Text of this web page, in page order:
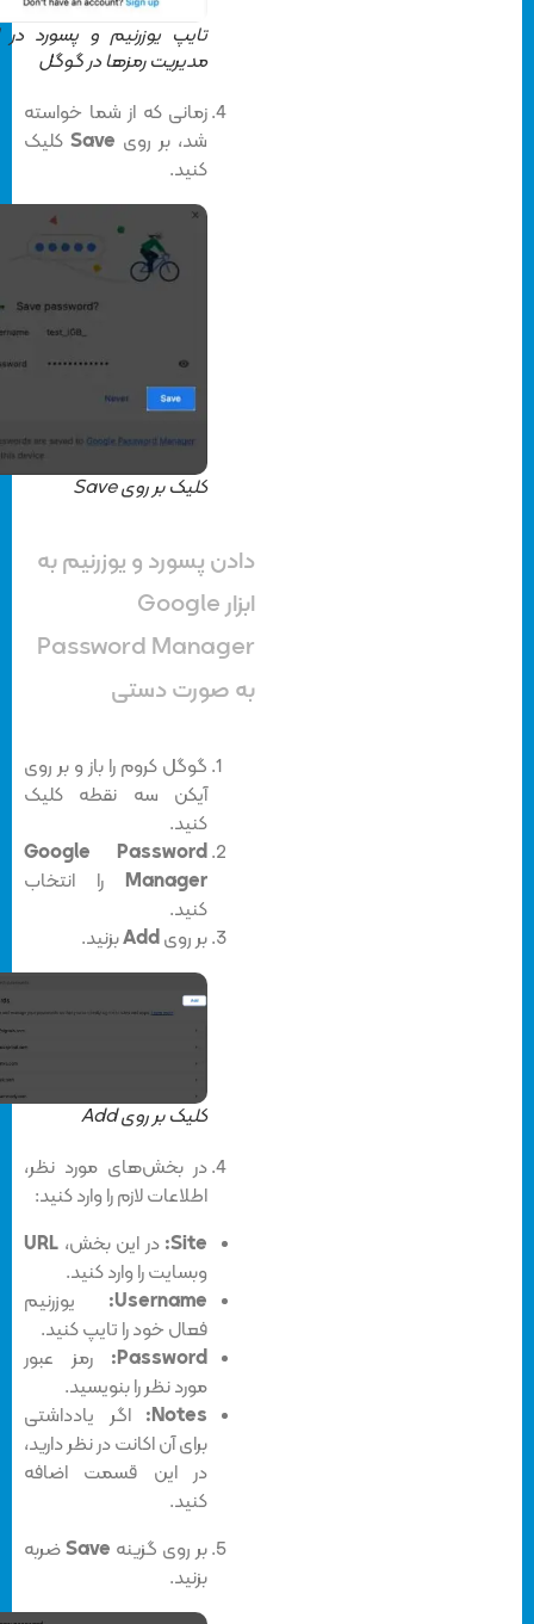
تایپ یوزرنیم و پسورد در ابزار
مدیریت رمزها در گوگل
زمانی که از شما خواسته
شد، بر روی Saveکلیک
کنید.
کلیک بر روی Save
دادن پسورد و یوزرنیم به
ابزار Google
Password Manager
به صورت دستی
گوگل کروم را باز و بر روی
آیکن سه نقطه کلیک
کنید.
Google Password
Managerرا انتخاب
کنید.
بر روی Addبزنید.
کلیک بر روی Add
در بخش‌های مورد نظر،
اطلاعات لازم را وارد کنید:
Site:
در این بخش،URL
وبسایت را وارد کنید.
Username: یوزرنیم
فعال خود را تایپ کنید.
Password: رمز عبور
مورد نظر را بنویسید.
Notes: اگر یادداشتی
برای آن اکانت در نظر دارید،
در این قسمت اضافه
کنید.
بر روی گزینهSaveضربه
بزنید.